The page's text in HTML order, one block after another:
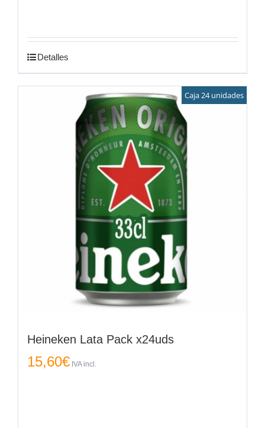
Detalles
Caja 24 unidades
Heineken Lata Pack x24uds
15,60€ IVA incl.